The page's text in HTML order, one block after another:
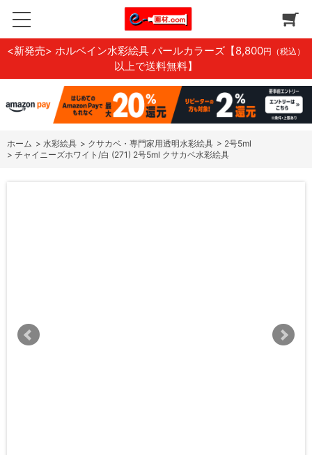
<新発売> ホルベイン水彩絵具 パールカラーズ 【8,800円（税込）
以上で送料無料】
ホーム > 水彩絵具 > クサカベ・専門家用透明水彩絵具 > 2号5ml
> チャイニーズホワイト/白 (271) 2号5ml クサカベ水彩絵具